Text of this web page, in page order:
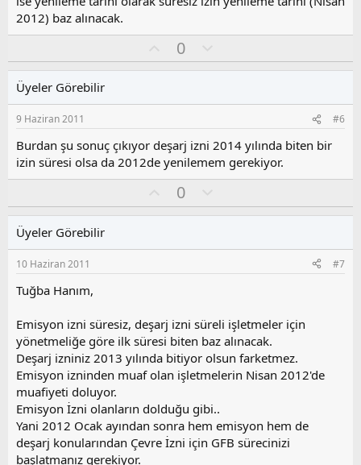
a
2012) baz alınacak.
y
0
l
s
u
z
o
y
a
Üyeler Görebilir
9 Haziran 2011 #6
Burdan şu sonuç çıkıyor deşarj izni 2014 yılında biten bir
izin süresi olsa da 2012de yenilemem gerekiyor.
y
0
l
s
u
y
l
a
Üyeler Görebilir
10 Haziran 2011 #7
Tuğba Hanım,
Emisyon izni süresiz, deşarj izni süreli işletmeler için
yönetmeliğe göre ilk süresi biten baz alınacak.
Deşarj izniniz 2013 yılında bitiyor olsun farketmez.
Emisyon izninden muaf olan işletmelerin Nisan 2012'de
muafiyeti doluyor.
Emisyon İzni olanların dolduğu gibi..
Yani 2012 Ocak ayından sonra hem emisyon hem de
deşarj konularından Çevre İzni için GFB sürecinizi
başlatmanız gerekiyor.